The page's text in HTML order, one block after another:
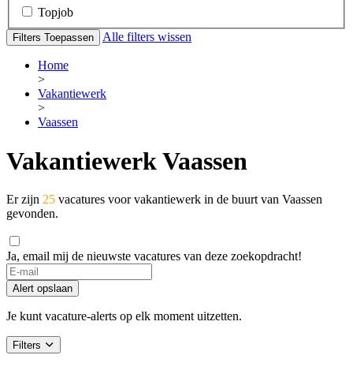
Topjob
Filters Toepassen Alle filters wissen
Home
>
Vakantiewerk
>
Vaassen
Vakantiewerk Vaassen
Er zijn 25 vacatures voor vakantiewerk in de buurt van Vaassen
gevonden.
Ja, email mij de nieuwste vacatures van deze zoekopdracht!
Alert opslaan
Je kunt vacature-alerts op elk moment uitzetten.
Filters